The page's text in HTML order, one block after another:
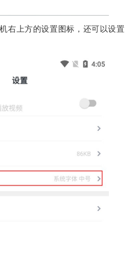
右上方的设置图标，还可以设置